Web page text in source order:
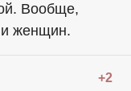
Вообще,
женщин.
+2